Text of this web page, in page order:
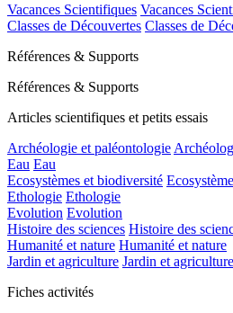
Vacances Scientifiques Vacances
Classes de Découvertes Classes de
Références & Supports
Références & Supports
Articles scientifiques et petits essais
Archéologie et paléontologie
Eau Eau
Ecosystèmes et biodiversité
Ethologie Ethologie
Evolution Evolution
Histoire des sciences Histoire des
Humanité et nature Humanité et nature
Jardin et agriculture Jardin et agriculture
Fiches activités